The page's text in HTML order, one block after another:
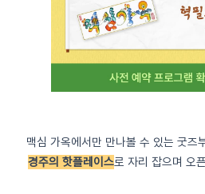
맥심 가옥에서만 만나볼 수 있는 굿즈
경주의 핫플레이스로 자리 잡으며 오